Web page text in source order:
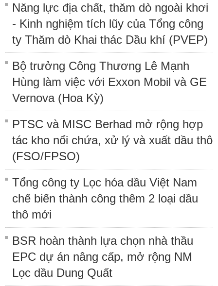
Năng lực địa chất, thăm dò ngoài khơi
- Kinh nghiệm tích lũy của Tổng công
ty Thăm dò Khai thác Dầu khí (PVEP)
Bộ trưởng Công Thương Lê Mạnh
Hùng làm việc với Exxon Mobil và GE
Vernova (Hoa Kỳ)
PTSC và MISC Berhad mở rộng hợp
tác kho nổi chứa, xử lý và xuất dầu thô
(FSO/FPSO)
Tổng công ty Lọc hóa dầu Việt Nam
chế biến thành công thêm 2 loại dầu
thô mới
BSR hoàn thành lựa chọn nhà thầu
EPC dự án nâng cấp, mở rộng NM
Lọc dầu Dung Quất